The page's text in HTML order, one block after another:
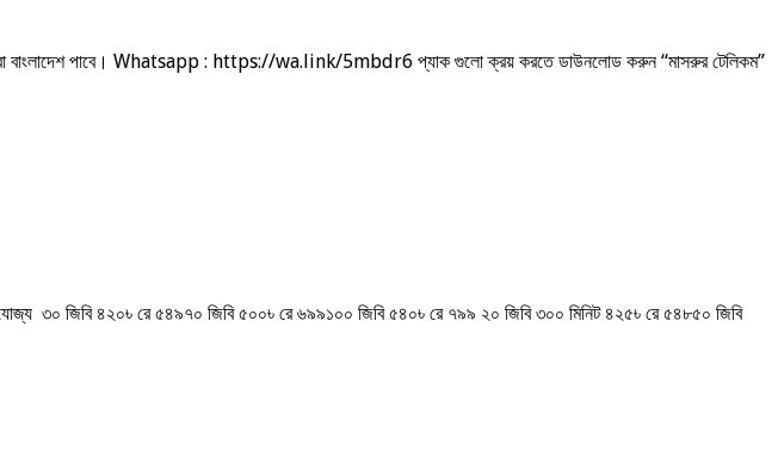
। সারা বাংলাদেশ পাবে। Whatsapp : https://wa.link/5mbdr6 প্যাক গুলো ক্রয় করতে ডাউনলোড করুন “মাসরুর টেলিকম”
৩০ জিবি ৪২০৳ রে ৫৪৯৭০ জিবি ৫০০৳ রে ৬৯৯১০০ জিবি ৫৪০৳ রে ৭৯৯ ২০ জিবি ৩০০ মিনিট ৪২৫৳ রে ৫৪৮৫০ জিবি